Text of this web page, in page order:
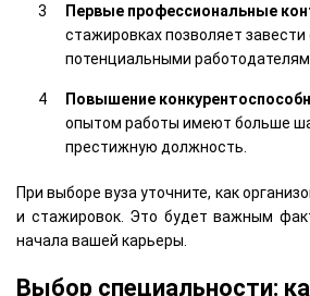
Первые профессиональные
стажировках позволяет завести
потенциальными
Повышение
опытом работы имеют больше
престижную должность.
При выборе вуза уточните, как
и стажировок. Это будет важным
начала вашей карьеры.
Выбор специальности: